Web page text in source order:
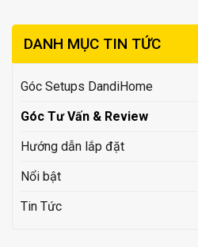
DANH MỤC TIN TỨC
Góc Setups DandiHome
Góc Tư Vấn & Review
Hướng dẫn lắp đặt
Nổi bật
Tin Tức